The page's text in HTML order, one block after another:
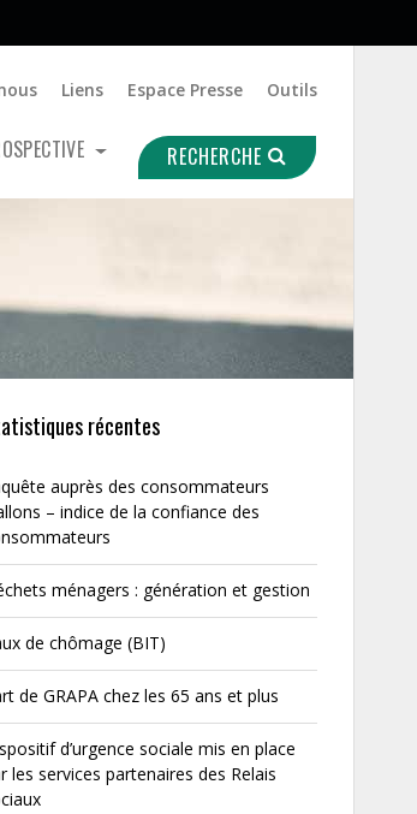
Liens Espace Presse Outils
RECHERCHE
récentes
auprès des consommateurs
– indice de la confiance des
ménagers : génération et gestion
de chômage (BIT)
de GRAPA chez les 65 ans et plus
d’urgence sociale mis en place
les services partenaires des Relais